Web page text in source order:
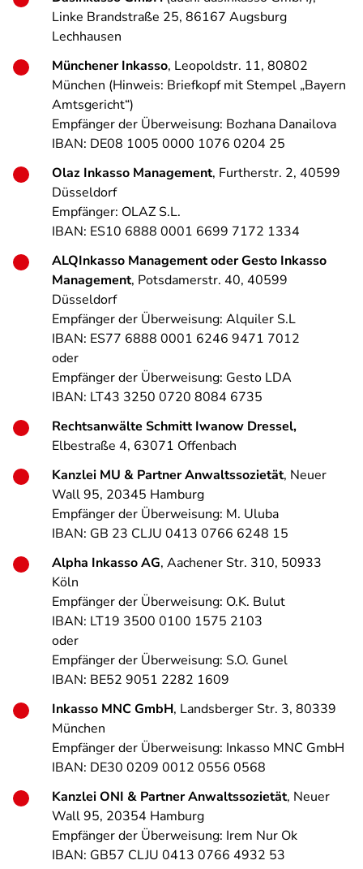
Linke Brandstraße 25, 86167 Augsburg
Lechhausen
Münchener Inkasso, Leopoldstr. 11, 80802
München (Hinweis: Briefkopf mit Stempel „Bayern
Amtsgericht“)
Empfänger der Überweisung: Bozhana Danailova
IBAN: DE08 1005 0000 1076 0204 25
Olaz Inkasso Management, Furtherstr. 2, 40599
Düsseldorf
Empfänger: OLAZ S.L.
IBAN: ES10 6888 0001 6699 7172 1334
ALQInkasso Management oder Gesto Inkasso
Management, Potsdamerstr. 40, 40599
Düsseldorf
Empfänger der Überweisung: Alquiler S.L
IBAN: ES77 6888 0001 6246 9471 7012
oder
Empfänger der Überweisung: Gesto LDA
IBAN: LT43 3250 0720 8084 6735
Rechtsanwälte Schmitt Iwanow Dressel,
Elbestraße 4, 63071 Offenbach
Kanzlei MU & Partner Anwaltssozietät, Neuer
Wall 95, 20345 Hamburg
Empfänger der Überweisung: M. Uluba
IBAN: GB 23 CLJU 0413 0766 6248 15
Alpha Inkasso AG, Aachener Str. 310, 50933
Köln
Empfänger der Überweisung: O.K. Bulut
IBAN: LT19 3500 0100 1575 2103
oder
Empfänger der Überweisung: S.O. Gunel
IBAN: BE52 9051 2282 1609
Inkasso MNC GmbH, Landsberger Str. 3, 80339
München
Empfänger der Überweisung: Inkasso MNC GmbH
IBAN: DE30 0209 0012 0556 0568
Kanzlei ONI & Partner Anwaltssozietät, Neuer
Wall 95, 20354 Hamburg
Empfänger der Überweisung: Irem Nur Ok
IBAN: GB57 CLJU 0413 0766 4932 53